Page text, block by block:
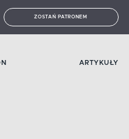
ZOSTAŃ PATRONEM
ARTYKUŁY